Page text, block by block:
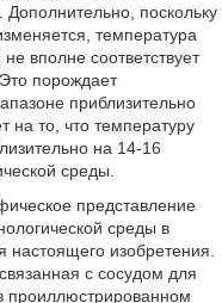
поскольку
температура
вполне соответствует
порождает
приблизительно
на то, что температуру
на 14-16
среды.
представление
среды в
настоящего изобретения.
с сосудом для
проиллюстрированном